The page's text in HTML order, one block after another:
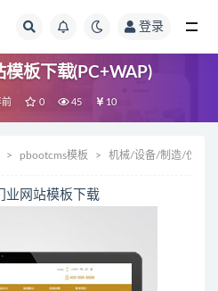
登录
板下载(PC+WAP)
前 0 45 10
pbootcms模板 机械/设备/制造/仪器
业网站模板下载